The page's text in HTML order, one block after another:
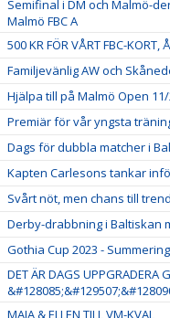
Semifinal i DM och Malmö-
Malmö FBC A
500 KR FÖR VÅRT FBC-KORT,
Familjevänlig AW och
Hjälpa till på Malmö Open
Premiär för vår yngsta
Dags för dubbla matcher i
Kapten Carlesons tankar
Svårt nöt, men chans till
Derby-drabbning i Baltiskan
Gothia Cup 2023 -
DET ÄR DAGS UPPGRADERA
MAJA & ELLEN TILL VM-KVAL